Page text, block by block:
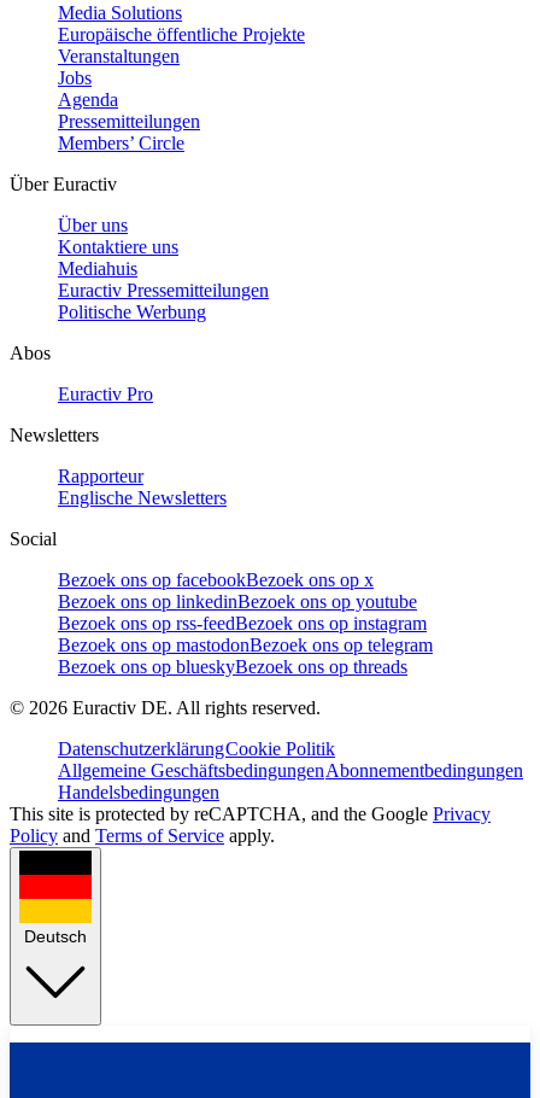
Media Solutions
Europäische öffentliche Projekte
Veranstaltungen
Jobs
Agenda
Pressemitteilungen
Members’ Circle
Über Euractiv
Über uns
Kontaktiere uns
Mediahuis
Euractiv Pressemitteilungen
Politische Werbung
Abos
Euractiv Pro
Newsletters
Rapporteur
Englische Newsletters
Social
Bezoek ons op facebookBezoek ons op x
Bezoek ons op linkedinBezoek ons op youtube
Bezoek ons op rss-feedBezoek ons op instagram
Bezoek ons op mastodonBezoek ons op telegram
Bezoek ons op blueskyBezoek ons op threads
© 2026 Euractiv DE. All rights reserved.
DatenschutzerklärungCookie Politik
Allgemeine GeschäftsbedingungenAbonnementbedingungen
Handelsbedingungen
This site is protected by reCAPTCHA, and the Google Privacy
Policy and Terms of Service apply.
Deutsch